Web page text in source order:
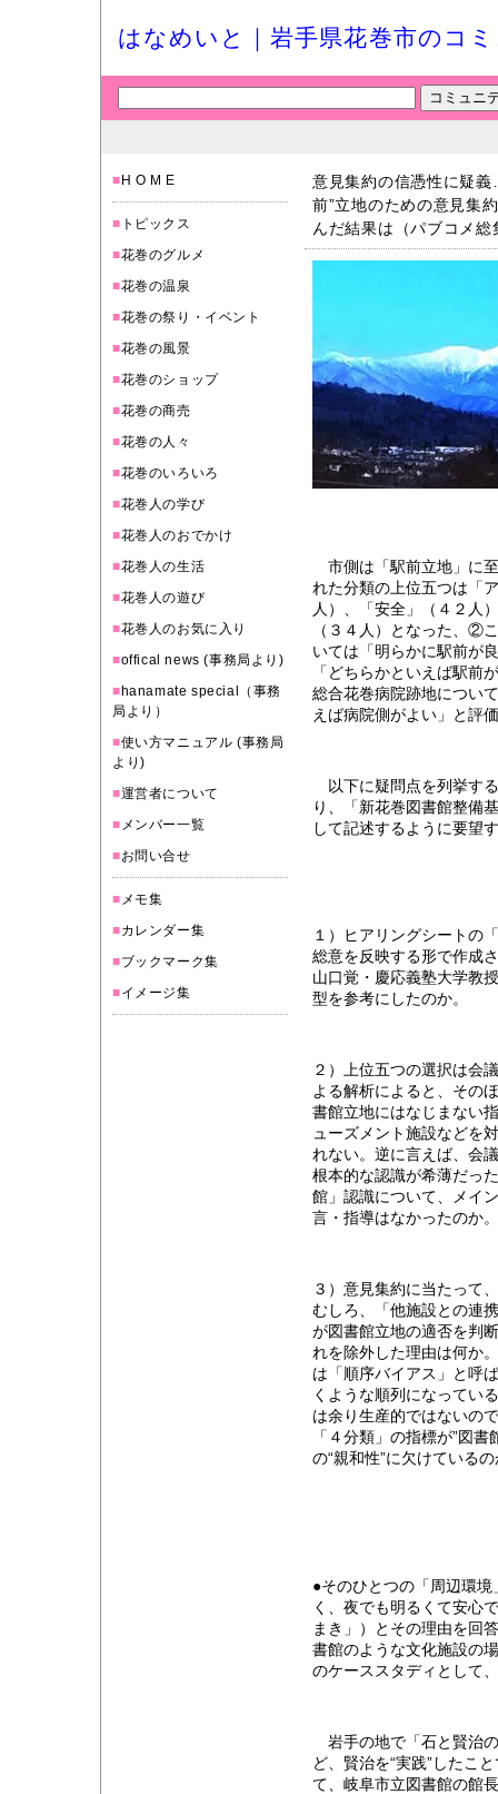
はなめいと｜岩手県花巻市のコ
■ H O M E
■ トピックス
■花巻のグルメ
■花巻の温泉
■花巻の祭り・イベント
■花巻の風景
■花巻のショップ
■花巻の商売
■花巻の人々
■花巻のいろいろ
■花巻人の学び
■花巻人のおでかけ
■花巻人の生活
■花巻人の遊び
■花巻人のお気に入り
■offical news (事務局より)
■hanamate special（事務
局より）
■使い方マニュアル (事務局
より)
■運営者について
■ メンバー一覧
■お問い合せ
■ メモ集
■カレンダー集
■ブックマーク集
■イメージ集
意見集約の信憑性に疑
前”立地のための意見集
んだ結果は（パブコメ
市側は「駅前立地」に
れた分類の上位五つは「
人）、「安全」（４２人
（３４人）となった、②
いては「明らかに駅前が
「どちらかといえば駅前
総合花巻病院跡地につい
えば病院側がよい」と評
以下に疑問点を列挙す
り、「新花巻図書館整備
して記述するように要望
１）ヒアリングシートの
総意を反映する形で作成
山口覚・慶応義塾大学教
型を参考にしたのか。
２）上位五つの選択は会
よる解析によると、その
書館立地にはなじまない
ューズメント施設などを
れない。逆に言えば、会
根本的な認識が希薄だっ
館」認識について、メイ
言・指導はなかったのか。
３）意見集約に当たって
むしろ、「他施設との連
が図書館立地の適否を判
れを除外した理由は何か
は「順序バイアス」と呼
くような順列になってい
は余り生産的ではないの
「４分類」の指標が”図
の“親和性”に欠けている
●そのひとつの「周辺環
く、夜でも明るくて安心
まき」）とその理由を回
書館のような文化施設の
のケーススタディとして
岩手の地で「石と賢治
ど、賢治を“実践”したこ
て、岐阜市立図書館の館